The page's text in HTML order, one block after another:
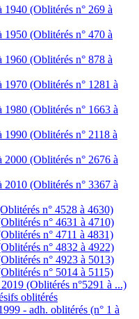
1940 (Oblitérés n° 269 à
1950 (Oblitérés n° 470 à
1960 (Oblitérés n° 878 à
1970 (Oblitérés n° 1281 à
1980 (Oblitérés n° 1663 à
1990 (Oblitérés n° 2118 à
2000 (Oblitérés n° 2676 à
2010 (Oblitérés n° 3367 à
n° 4528 à 4630)
n° 4631 à 4710)
n° 4711 à 4831)
n° 4832 à 4922)
n° 4923 à 5013)
n° 5014 à 5115)
(Oblitérés n°5291 à ...)
oblitérés
- adh. oblitérés (n° 1 à